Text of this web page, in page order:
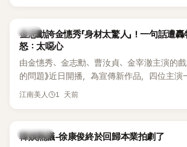
感情方面，李智惠於 2017 年與圈外男友結
目，她經營的 YouTube 頻道也即將突破百萬
受網友喜愛，再度迎來事業第二春。
韓星
金志勳誇金憓秀「身材太驚人」！一句話遭
怒：太噁心
由金憓秀、金志勳、曹汝貞、金宰澈主演的戲
的問題》近日開播，為宣傳新作品，四位主演
節目，不料訪談中的一段發言卻意外掀起爭議
江南美人 1 天前
熱議討論
韓娛熱議-徐康俊終於回歸本業拍劇了